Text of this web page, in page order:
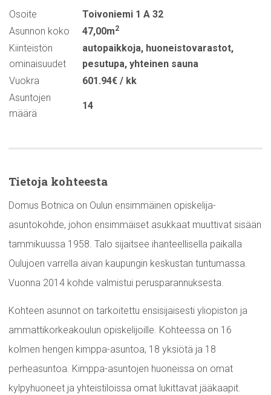
Osoite
Toivoniemi 1 A 32
Asunnon koko
47,00m2
Kiinteistön
ominaisuudet
autopaikkoja, huoneistovarastot,
pesutupa, yhteinen sauna
Vuokra
601.94€ / kk
Asuntojen
määrä
14
Tietoja kohteesta
Domus Botnica on Oulun ensimmäinen opiskelija-
asuntokohde, johon ensimmäiset asukkaat muuttivat sisään
tammikuussa 1958. Talo sijaitsee ihanteellisella paikalla
Oulujoen varrella aivan kaupungin keskustan tuntumassa.
Vuonna 2014 kohde valmistui perusparannuksesta.
Kohteen asunnot on tarkoitettu ensisijaisesti yliopiston ja
ammattikorkeakoulun opiskelijoille. Kohteessa on 16
kolmen hengen kimppa-asuntoa, 18 yksiötä ja 18
perheasuntoa. Kimppa-asuntojen huoneissa on omat
kylpyhuoneet ja yhteistiloissa omat lukittavat jääkaapit.